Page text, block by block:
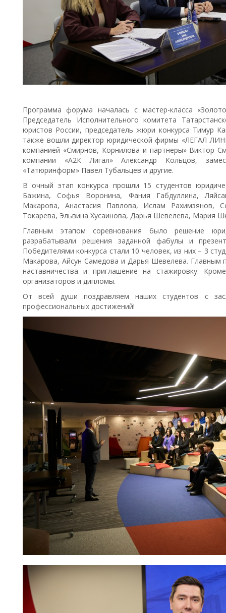
Программа форума началась с мастер-класса
Председатель Исполнительного комитета
юристов России, председатель жюри конкурса Тимур
также вошли директор юридической фирмы «ЛЕГАЛ
компанией «Смирнов, Корнилова и партнеры» Виктор
компании «А2К Лигал» Александр Кольцов,
«Татюринформ» Павел Тубальцев и другие.
В очный этап конкурса прошли 15 студентов
Бажина, Софья Воронина, Фания Габдуллина,
Макарова, Анастасия Павлова, Ислам Рахимзянов,
Токарева, Эльвина Хусаинова, Дарья Шевелева, Мария
Главным этапом соревнования было решение
разрабатывали решения заданной фабулы и
Победителями конкурса стали 10 человек, из них – 3
Макарова, Айсун Самедова и Дарья Шевелева. Главным
наставничества и приглашение на стажировку.
организаторов и дипломы.
От всей души поздравляем наших студентов с
профессиональных достижений!